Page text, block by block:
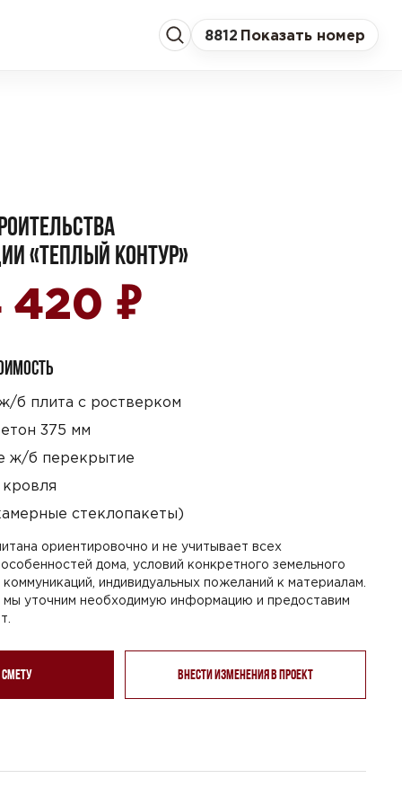
8812 Показать номер
«ТЕПЛЫЙ КОНТУР»
420 ₽
б плита с ростверком
375 мм
ж/б перекрытие
стеклопакеты)
ориентировочно и не учитывает всех
дома, условий конкретного земельного
коммуникаций, индивидуальных пожеланий к материалам.
мы уточним необходимую информацию и предоставим
смету Внести изменения в проект